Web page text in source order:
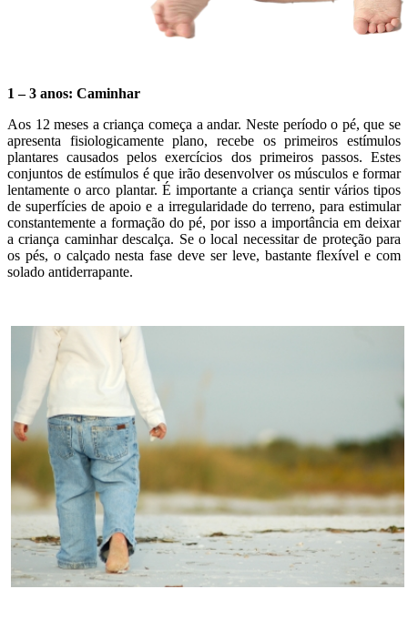
1 – 3 anos: Caminhar
Aos 12 meses a criança começa a andar. Neste período o pé, que se
apresenta fisiologicamente plano, recebe os primeiros estímulos
plantares causados pelos exercícios dos primeiros passos. Estes
conjuntos de estímulos é que irão desenvolver os músculos e formar
lentamente o arco plantar. É importante a criança sentir vários tipos
de superfícies de apoio e a irregularidade do terreno, para estimular
constantemente a formação do pé, por isso a importância em deixar
a criança caminhar descalça. Se o local necessitar de proteção para
os pés, o calçado nesta fase deve ser leve, bastante flexível e com
solado antiderrapante.